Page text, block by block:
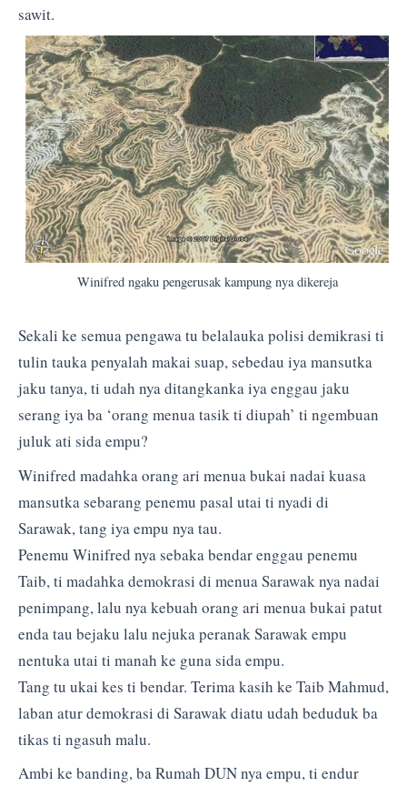
sawit.
Winifred ngaku pengerusak kampung nya dikereja
Sekali ke semua pengawa tu belalauka polisi demikrasi ti
tulin tauka penyalah makai suap, sebedau iya mansutka
jaku tanya, ti udah nya ditangkanka iya enggau jaku
serang iya ba ‘orang menua tasik ti diupah’ ti ngembuan
juluk ati sida empu?
Winifred madahka orang ari menua bukai nadai kuasa
mansutka sebarang penemu pasal utai ti nyadi di
Sarawak, tang iya empu nya tau.
Penemu Winifred nya sebaka bendar enggau penemu
Taib, ti madahka demokrasi di menua Sarawak nya nadai
penimpang, lalu nya kebuah orang ari menua bukai patut
enda tau bejaku lalu nejuka peranak Sarawak empu
nentuka utai ti manah ke guna sida empu.
Tang tu ukai kes ti bendar. Terima kasih ke Taib Mahmud,
laban atur demokrasi di Sarawak diatu udah beduduk ba
tikas ti ngasuh malu.
Ambi ke banding, ba Rumah DUN nya empu, ti endur